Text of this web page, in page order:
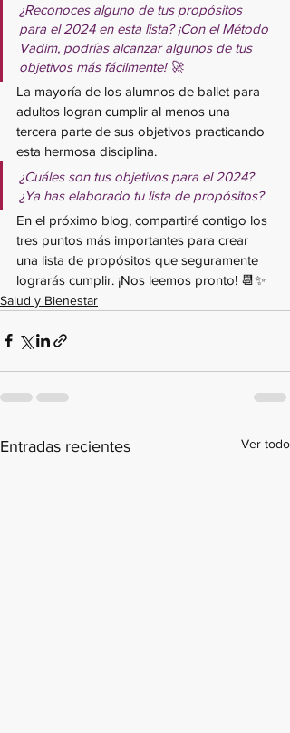
¿Reconoces alguno de tus propósitos
para el 2024 en esta lista? ¡Con el Método
Vadim, podrías alcanzar algunos de tus
objetivos más fácilmente! 🚀
La mayoría de los alumnos de ballet para
adultos logran cumplir al menos una
tercera parte de sus objetivos practicando
esta hermosa disciplina.
¿Cuáles son tus objetivos para el 2024?
¿Ya has elaborado tu lista de propósitos?
En el próximo blog, compartiré contigo los
tres puntos más importantes para crear
una lista de propósitos que seguramente
lograrás cumplir. ¡Nos leemos pronto! 📆✨
Salud y Bienestar
Entradas recientes Ver todo